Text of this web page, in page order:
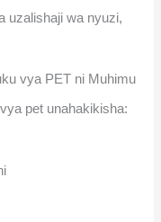
uzalishaji wa nyuzi,
vya PET ni Muhimu
pet unahakikisha: